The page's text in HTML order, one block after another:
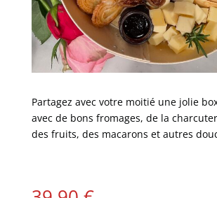
Partagez avec votre moitié une jolie
avec de bons fromages, de la
des fruits, des macarons et autres